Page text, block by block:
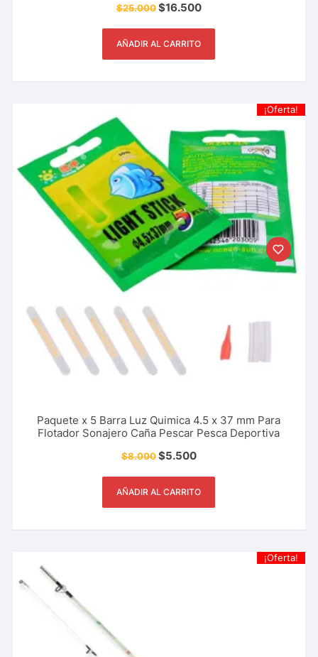
$25.000$16.500
AÑADIR AL CARRITO
¡Oferta!
Paquete x 5 Barra Luz Quimica 4.5 x 37 mm Para
Flotador Sonajero Caña Pescar Pesca Deportiva
$8.000$5.500
AÑADIR AL CARRITO
¡Oferta!